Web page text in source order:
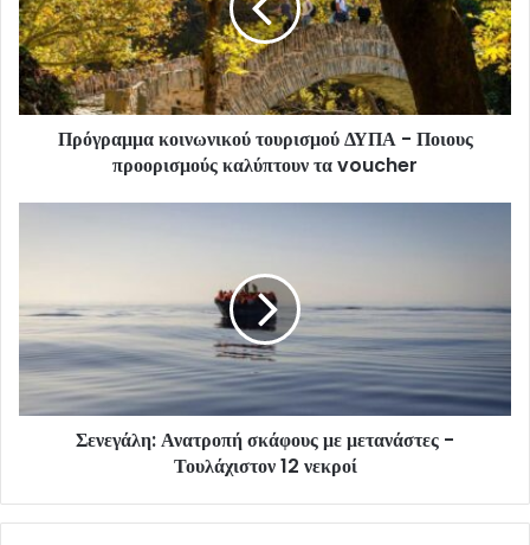
Πρόγραμμα κοινωνικού τουρισμού ΔΥΠΑ - Ποιους
προορισμούς καλύπτουν τα voucher
Σενεγάλη: Ανατροπή σκάφους με μετανάστες -
Τουλάχιστον 12 νεκροί